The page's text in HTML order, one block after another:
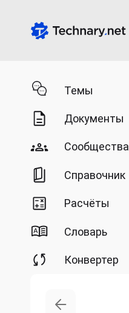
Темы
Документы
Сообщества
Справочник
Расчёты
Словарь
Конвертер